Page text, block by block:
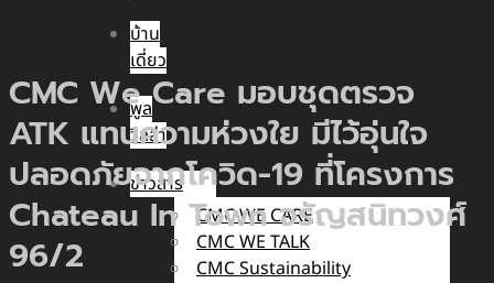
บ้าน
เดี่ยว
พูล
วิลล่า
ข่าวสาร
CMC WE CARE
CMC WE TALK
CMC Sustainability
CMC We Care มอบชุดตรวจ
ATK แทนความห่วงใย มีไว้อุ่นใจ
ปลอดภัยจากโควิด-19 ที่โครงการ
Chateau In Town จรัญสนิทวงศ์
96/2